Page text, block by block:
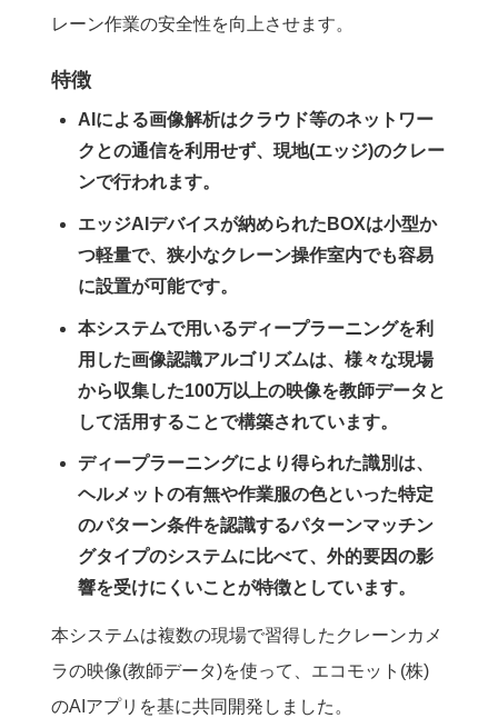
レーン作業の安全性を向上させます。
特徴
AIによる画像解析はクラウド等のネットワー
クとの通信を利用せず、現地(エッジ)のクレー
ンで行われます。
エッジAIデバイスが納められたBOXは小型か
つ軽量で、狭小なクレーン操作室内でも容易
に設置が可能です。
本システムで用いるディープラーニングを利
用した画像認識アルゴリズムは、様々な現場
から収集した100万以上の映像を教師データと
して活用することで構築されています。
ディープラーニングにより得られた識別は、
ヘルメットの有無や作業服の色といった特定
のパターン条件を認識するパターンマッチン
グタイプのシステムに比べて、外的要因の影
響を受けにくいことが特徴としています。
本システムは複数の現場で習得したクレーンカメ
ラの映像(教師データ)を使って、エコモット(株)
のAIアプリを基に共同開発しました。